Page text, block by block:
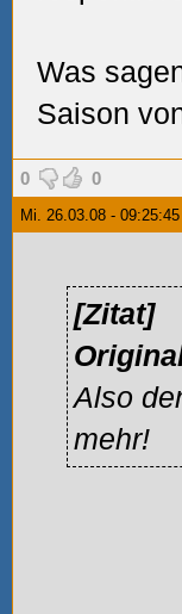
Was
Saison
0 0
Mi. 26.03.08 -
[Zitat]
Also
mehr!